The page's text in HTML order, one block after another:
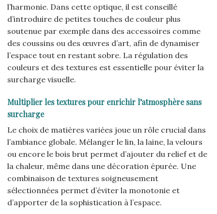
l’harmonie. Dans cette optique, il est conseillé
d’introduire de petites touches de couleur plus
soutenue par exemple dans des accessoires comme
des coussins ou des œuvres d’art, afin de dynamiser
l’espace tout en restant sobre. La régulation des
couleurs et des textures est essentielle pour éviter la
surcharge visuelle.
Multiplier les textures pour enrichir l’atmosphère sans
surcharge
Le choix de matières variées joue un rôle crucial dans
l’ambiance globale. Mélanger le lin, la laine, la velours
ou encore le bois brut permet d’ajouter du relief et de
la chaleur, même dans une décoration épurée. Une
combinaison de textures soigneusement
sélectionnées permet d’éviter la monotonie et
d’apporter de la sophistication à l’espace.